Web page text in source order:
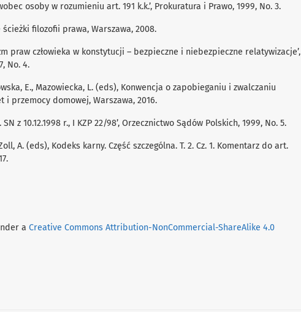
osoby w rozumieniu art. 191 k.k.’, Prokuratura i Prawo, 1999, No. 3.
ścieżki filozofii prawa, Warszawa, 2008.
praw człowieka w konstytucji – bezpieczne i niebezpieczne relatywizacje’,
No. 4.
E., Mazowiecka, L. (eds), Konwencja o zapobieganiu i zwalczaniu
i przemocy domowej, Warszawa, 2016.
z 10.12.1998 r., I KZP 22/98’, Orzecznictwo Sądów Polskich, 1999, No. 5.
A. (eds), Kodeks karny. Część szczególna. T. 2. Cz. 1. Komentarz do art.
a Creative Commons Attribution-NonCommercial-ShareAlike 4.0